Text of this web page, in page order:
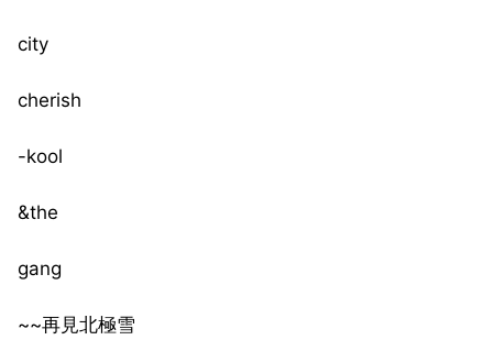
city
cherish
-kool
&the
gang
~~再見北極雪